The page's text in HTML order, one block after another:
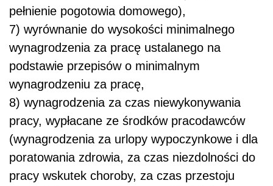
pełnienie pogotowia domowego),
7) wyrównanie do wysokości minimalnego
wynagrodzenia za pracę ustalanego na
podstawie przepisów o minimalnym
wynagrodzeniu za pracę,
8) wynagrodzenia za czas niewykonywania
pracy, wypłacane ze środków pracodawców
(wynagrodzenia za urlopy wypoczynkowe i dla
poratowania zdrowia, za czas niezdolności do
pracy wskutek choroby, za czas przestoju